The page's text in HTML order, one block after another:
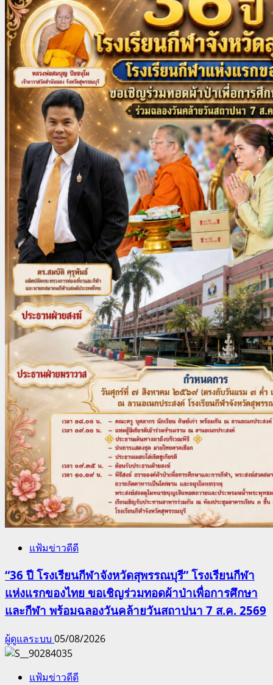
แฟ้มข่าวดีดี
“36 ปี โรงเรียนกีฬาจังหวัดสุพรรณบุรี” โรงเรียนกีฬา
แห่งแรกของไทย ขอเชิญร่วมทอดผ้าป่าเพื่อการศึกษา
และกีฬา พร้อมฉลองวันคล้ายวันสถาปนา 7 ส.ค. 2569
ผู้ดูแลระบบ 05/08/2026
แฟ้มข่าวดีดี